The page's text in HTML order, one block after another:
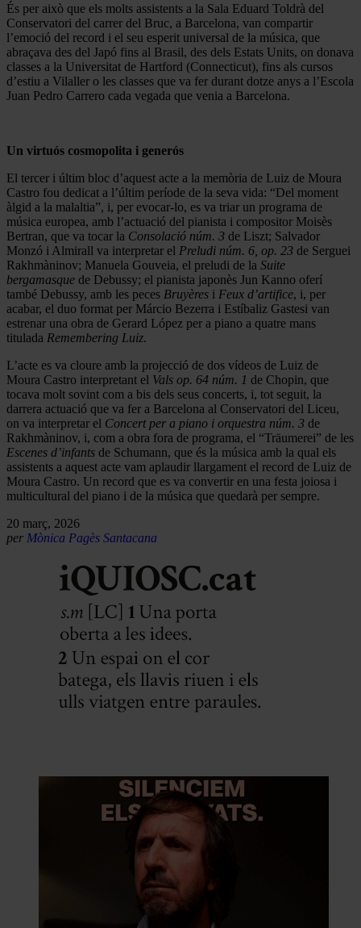
És per això que els molts assistents a la Sala Eduard Toldrà del
Conservatori del carrer del Bruc, a Barcelona, van compartir
l’emoció del record i el seu esperit universal de la música, que
abraçava des del Japó fins al Brasil, des dels Estats Units, on donava
classes a la Universitat de Hartford (Connecticut), fins als cursos
d’estiu a Vilaller o les classes que va fer durant dotze anys a l’Escola
Juan Pedro Carrero cada vegada que venia a Barcelona.
Un virtuós cosmopolita i generós
El tercer i últim bloc d’aquest acte a la memòria de Luiz de Moura
Castro fou dedicat a l’últim període de la seva vida: “Del moment
àlgid a la malaltia”, i, per evocar-lo, es va triar un programa de
música europea, amb l’actuació del pianista i compositor Moisès
Bertran, que va tocar la Consolació núm. 3 de Liszt; Salvador
Monzó i Almirall va interpretar el Preludi núm. 6, op. 23 de Serguei
Rakhmàninov; Manuela Gouveia, el preludi de la Suite
bergamasque de Debussy; el pianista japonès Jun Kanno oferí
també Debussy, amb les peces Bruyères i Feux d’artifice, i, per
acabar, el duo format per Márcio Bezerra i Estíbaliz Gastesi van
estrenar una obra de Gerard López per a piano a quatre mans
titulada Remembering Luiz.
L’acte es va cloure amb la projecció de dos vídeos de Luiz de
Moura Castro interpretant el Vals op. 64 núm. 1 de Chopin, que
tocava molt sovint com a bis dels seus concerts, i, tot seguit, la
darrera actuació que va fer a Barcelona al Conservatori del Liceu,
on va interpretar el Concert per a piano i orquestra núm. 3 de
Rakhmàninov, i, com a obra fora de programa, el “Träumerei” de les
Escenes d’infants de Schumann, que és la música amb la qual els
assistents a aquest acte vam aplaudir llargament el record de Luiz de
Moura Castro. Un record que es va convertir en una festa joiosa i
multicultural del piano i de la música que quedarà per sempre.
20 març, 2026
per Mònica Pagès Santacana